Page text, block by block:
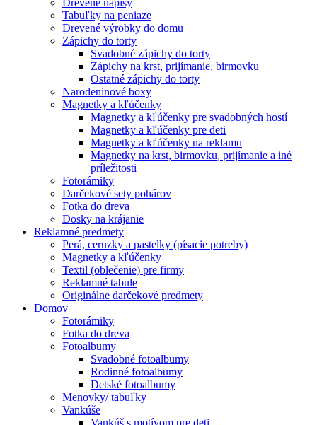
Drevené nápisy
Tabuľky na peniaze
Drevené výrobky do domu
Zápichy do torty
Svadobné zápichy do torty
Zápichy na krst, prijímanie, birmovku
Ostatné zápichy do torty
Narodeninové boxy
Magnetky a kľúčenky
Magnetky a kľúčenky pre svadobných hostí
Magnetky a kľúčenky pre deti
Magnetky a kľúčenky na reklamu
Magnetky na krst, birmovku, prijímanie a iné
príležitosti
Fotorámiky
Darčekové sety pohárov
Fotka do dreva
Dosky na krájanie
Reklamné predmety
Perá, ceruzky a pastelky (písacie potreby)
Magnetky a kľúčenky
Textil (oblečenie) pre firmy
Reklamné tabule
Originálne darčekové predmety
Domov
Fotorámiky
Fotka do dreva
Fotoalbumy
Svadobné fotoalbumy
Rodinné fotoalbumy
Detské fotoalbumy
Menovky/ tabuľky
Vankúše
Vankúš s motívom pre deti